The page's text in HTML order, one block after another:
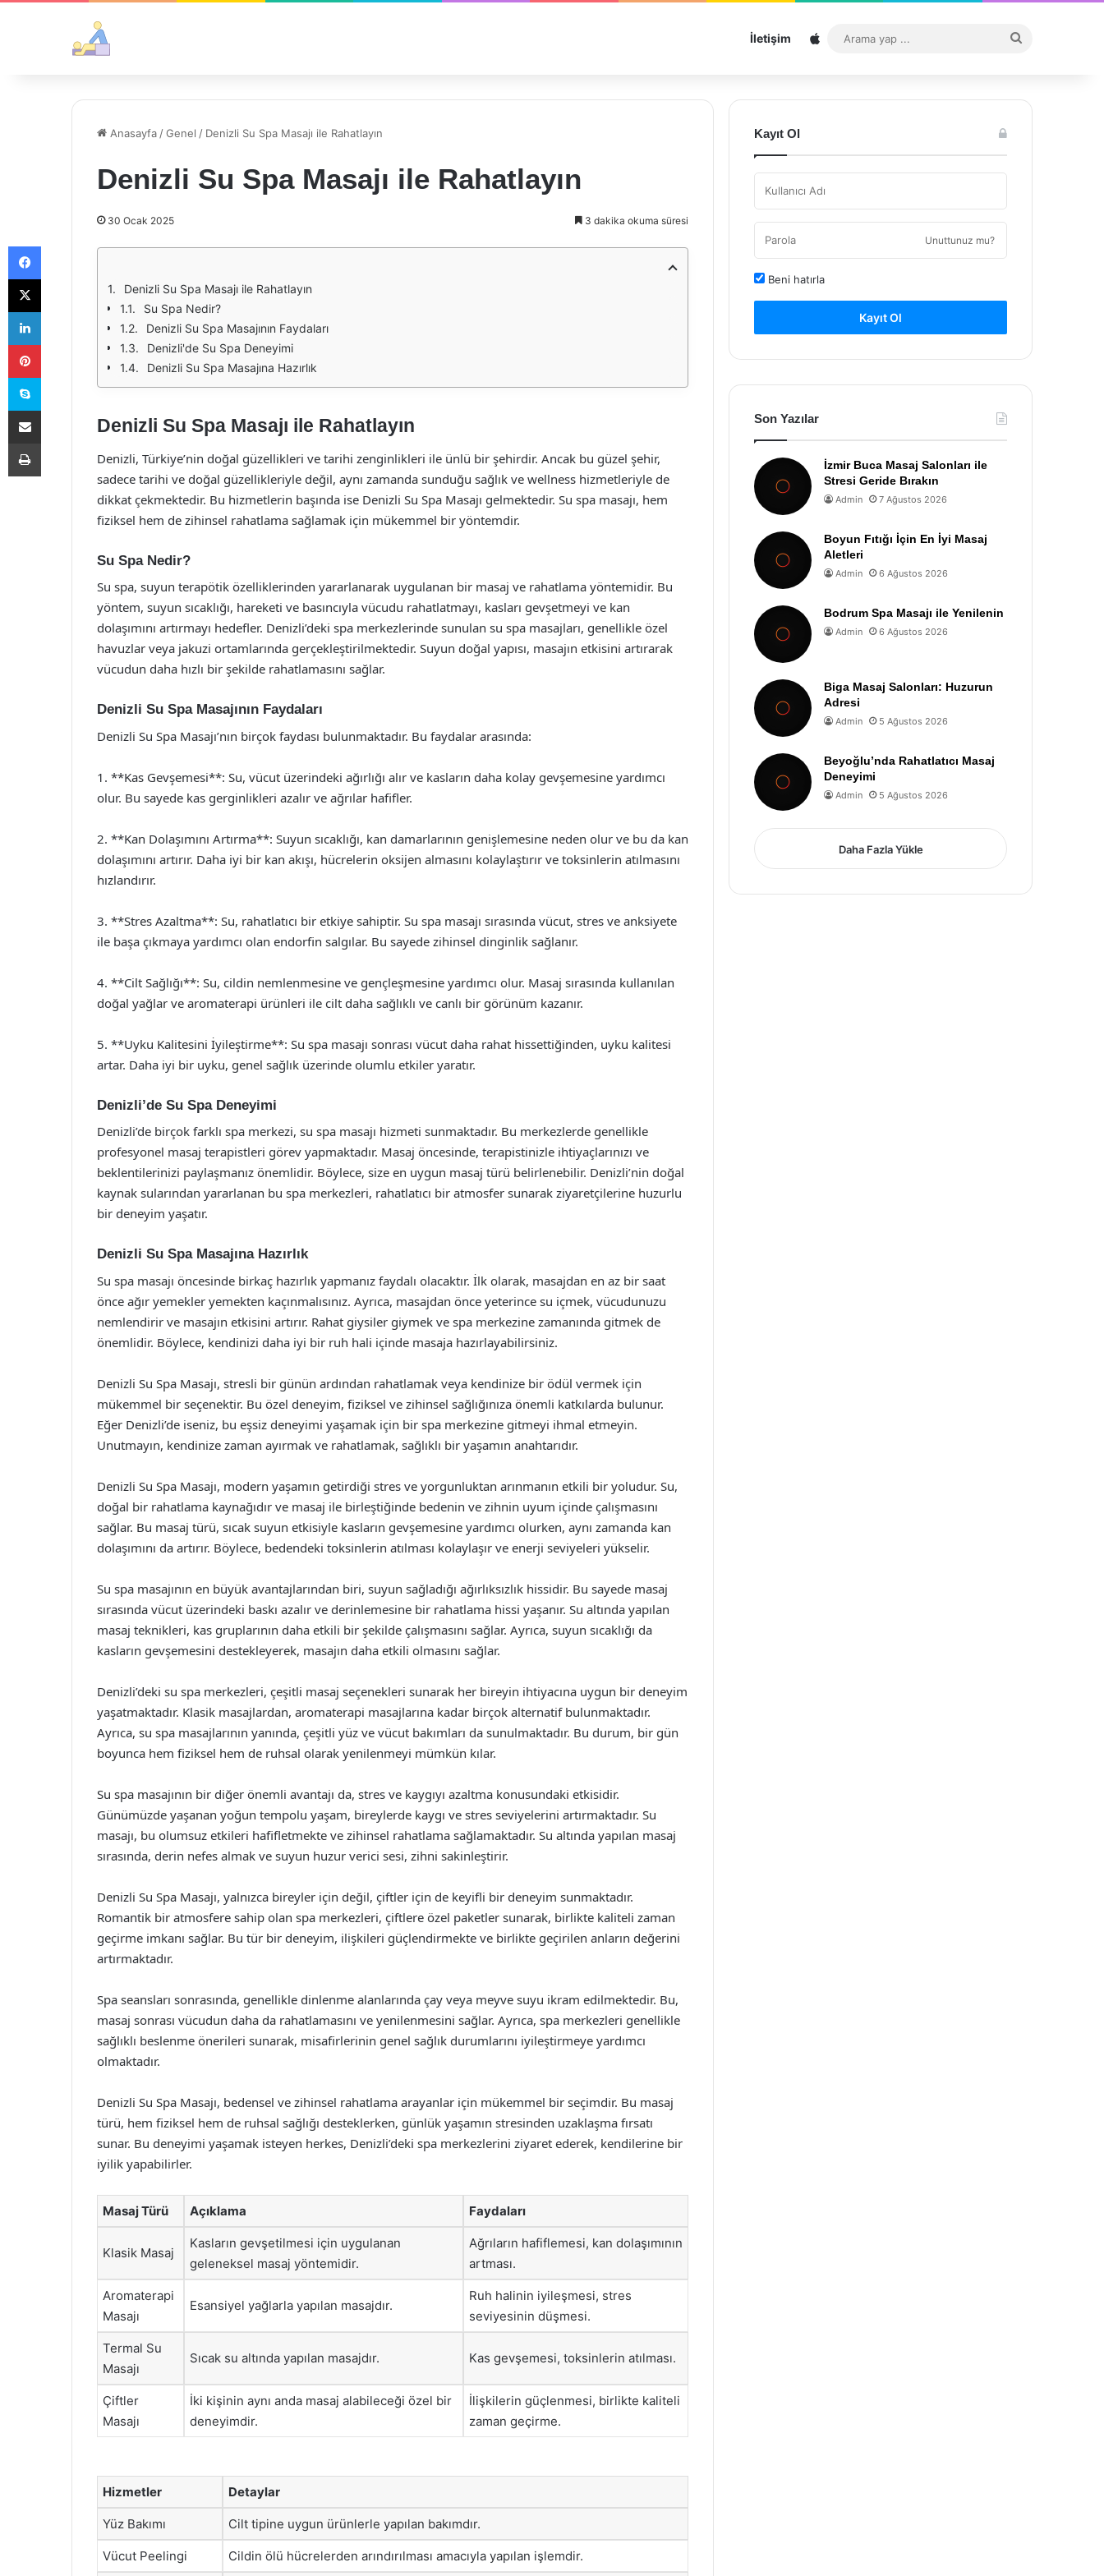
İletişim Sitemap
...
Anasayfa /Genel / Denizli Su Spa Masajı ile Rahatlayın
Denizli Su Spa Masajı ile Rahatlayın
30 Ocak 2025 3 dakika okuma süresi
Denizli Su Spa Masajı ile Rahatlayın
Su Spa Nedir?
Denizli Su Spa Masajının Faydaları
Denizli'de Su Spa Deneyimi
Denizli Su Spa Masajına Hazırlık
Denizli Su Spa Masajı ile Rahatlayın
Denizli, Türkiye’nin doğal güzellikleri ve tarihi zenginlikleri ile ünlü bir şehirdir. Ancak bu güzel şehir,
sadece tarihi ve doğal güzellikleriyle değil, aynı zamanda sunduğu sağlık ve wellness hizmetleriyle de
dikkat çekmektedir. Bu hizmetlerin başında ise Denizli Su Spa Masajı gelmektedir. Su spa masajı, hem
fiziksel hem de zihinsel rahatlama sağlamak için mükemmel bir yöntemdir.
Su Spa Nedir?
Su spa, suyun terapötik özelliklerinden yararlanarak uygulanan bir masaj ve rahatlama yöntemidir. Bu
yöntem, suyun sıcaklığı, hareketi ve basıncıyla vücudu rahatlatmayı, kasları gevşetmeyi ve kan
dolaşımını artırmayı hedefler. Denizli’deki spa merkezlerinde sunulan su spa masajları, genellikle özel
havuzlar veya jakuzi ortamlarında gerçekleştirilmektedir. Suyun doğal yapısı, masajın etkisini artırarak
vücudun daha hızlı bir şekilde rahatlamasını sağlar.
Denizli Su Spa Masajının Faydaları
Denizli Su Spa Masajı’nın birçok faydası bulunmaktadır. Bu faydalar arasında:
1. **Kas Gevşemesi**: Su, vücut üzerindeki ağırlığı alır ve kasların daha kolay gevşemesine yardımcı
olur. Bu sayede kas gerginlikleri azalır ve ağrılar hafifler.
2. **Kan Dolaşımını Artırma**: Suyun sıcaklığı, kan damarlarının genişlemesine neden olur ve bu da kan
dolaşımını artırır. Daha iyi bir kan akışı, hücrelerin oksijen almasını kolaylaştırır ve toksinlerin atılmasını
hızlandırır.
3. **Stres Azaltma**: Su, rahatlatıcı bir etkiye sahiptir. Su spa masajı sırasında vücut, stres ve anksiyete
ile başa çıkmaya yardımcı olan endorfin salgılar. Bu sayede zihinsel dinginlik sağlanır.
4. **Cilt Sağlığı**: Su, cildin nemlenmesine ve gençleşmesine yardımcı olur. Masaj sırasında kullanılan
doğal yağlar ve aromaterapi ürünleri ile cilt daha sağlıklı ve canlı bir görünüm kazanır.
5. **Uyku Kalitesini İyileştirme**: Su spa masajı sonrası vücut daha rahat hissettiğinden, uyku kalitesi
artar. Daha iyi bir uyku, genel sağlık üzerinde olumlu etkiler yaratır.
Denizli’de Su Spa Deneyimi
Denizli’de birçok farklı spa merkezi, su spa masajı hizmeti sunmaktadır. Bu merkezlerde genellikle
profesyonel masaj terapistleri görev yapmaktadır. Masaj öncesinde, terapistinizle ihtiyaçlarınızı ve
beklentilerinizi paylaşmanız önemlidir. Böylece, size en uygun masaj türü belirlenebilir. Denizli’nin doğal
kaynak sularından yararlanan bu spa merkezleri, rahatlatıcı bir atmosfer sunarak ziyaretçilerine huzurlu
bir deneyim yaşatır.
Denizli Su Spa Masajına Hazırlık
Su spa masajı öncesinde birkaç hazırlık yapmanız faydalı olacaktır. İlk olarak, masajdan en az bir saat
önce ağır yemekler yemekten kaçınmalısınız. Ayrıca, masajdan önce yeterince su içmek, vücudunuzu
nemlendirir ve masajın etkisini artırır. Rahat giysiler giymek ve spa merkezine zamanında gitmek de
önemlidir. Böylece, kendinizi daha iyi bir ruh hali içinde masaja hazırlayabilirsiniz.
Denizli Su Spa Masajı, stresli bir günün ardından rahatlamak veya kendinize bir ödül vermek için
mükemmel bir seçenektir. Bu özel deneyim, fiziksel ve zihinsel sağlığınıza önemli katkılarda bulunur.
Eğer Denizli’de iseniz, bu eşsiz deneyimi yaşamak için bir spa merkezine gitmeyi ihmal etmeyin.
Unutmayın, kendinize zaman ayırmak ve rahatlamak, sağlıklı bir yaşamın anahtarıdır.
Denizli Su Spa Masajı, modern yaşamın getirdiği stres ve yorgunluktan arınmanın etkili bir yoludur. Su,
doğal bir rahatlama kaynağıdır ve masaj ile birleştiğinde bedenin ve zihnin uyum içinde çalışmasını
sağlar. Bu masaj türü, sıcak suyun etkisiyle kasların gevşemesine yardımcı olurken, aynı zamanda kan
dolaşımını da artırır. Böylece, bedendeki toksinlerin atılması kolaylaşır ve enerji seviyeleri yükselir.
Su spa masajının en büyük avantajlarından biri, suyun sağladığı ağırlıksızlık hissidir. Bu sayede masaj
sırasında vücut üzerindeki baskı azalır ve derinlemesine bir rahatlama hissi yaşanır. Su altında yapılan
masaj teknikleri, kas gruplarının daha etkili bir şekilde çalışmasını sağlar. Ayrıca, suyun sıcaklığı da
kasların gevşemesini destekleyerek, masajın daha etkili olmasını sağlar.
Denizli’deki su spa merkezleri, çeşitli masaj seçenekleri sunarak her bireyin ihtiyacına uygun bir deneyim
yaşatmaktadır. Klasik masajlardan, aromaterapi masajlarına kadar birçok alternatif bulunmaktadır.
Ayrıca, su spa masajlarının yanında, çeşitli yüz ve vücut bakımları da sunulmaktadır. Bu durum, bir gün
boyunca hem fiziksel hem de ruhsal olarak yenilenmeyi mümkün kılar.
Su spa masajının bir diğer önemli avantajı da, stres ve kaygıyı azaltma konusundaki etkisidir.
Günümüzde yaşanan yoğun tempolu yaşam, bireylerde kaygı ve stres seviyelerini artırmaktadır. Su
masajı, bu olumsuz etkileri hafifletmekte ve zihinsel rahatlama sağlamaktadır. Su altında yapılan masaj
sırasında, derin nefes almak ve suyun huzur verici sesi, zihni sakinleştirir.
Denizli Su Spa Masajı, yalnızca bireyler için değil, çiftler için de keyifli bir deneyim sunmaktadır.
Romantik bir atmosfere sahip olan spa merkezleri, çiftlere özel paketler sunarak, birlikte kaliteli zaman
geçirme imkanı sağlar. Bu tür bir deneyim, ilişkileri güçlendirmekte ve birlikte geçirilen anların değerini
artırmaktadır.
Spa seansları sonrasında, genellikle dinlenme alanlarında çay veya meyve suyu ikram edilmektedir. Bu,
masaj sonrası vücudun daha da rahatlamasını ve yenilenmesini sağlar. Ayrıca, spa merkezleri genellikle
sağlıklı beslenme önerileri sunarak, misafirlerinin genel sağlık durumlarını iyileştirmeye yardımcı
olmaktadır.
Denizli Su Spa Masajı, bedensel ve zihinsel rahatlama arayanlar için mükemmel bir seçimdir. Bu masaj
türü, hem fiziksel hem de ruhsal sağlığı desteklerken, günlük yaşamın stresinden uzaklaşma fırsatı
sunar. Bu deneyimi yaşamak isteyen herkes, Denizli’deki spa merkezlerini ziyaret ederek, kendilerine bir
iyilik yapabilirler.
Masaj Türü Açıklama Faydaları
Klasik Masaj
Kasların gevşetilmesi için uygulanan
geleneksel masaj yöntemidir.
Ağrıların hafiflemesi, kan dolaşımının
artması.
Aromaterapi
Masajı
Esansiyel yağlarla yapılan masajdır.
Ruh halinin iyileşmesi, stres
seviyesinin düşmesi.
Termal Su
Masajı
Sıcak su altında yapılan masajdır. Kas gevşemesi, toksinlerin atılması.
Çiftler
Masajı
İki kişinin aynı anda masaj alabileceği özel bir
deneyimdir.
İlişkilerin güçlenmesi, birlikte kaliteli
zaman geçirme.
Hizmetler Detaylar
Yüz Bakımı Cilt tipine uygun ürünlerle yapılan bakımdır.
Vücut Peelingi Cildin ölü hücrelerden arındırılması amacıyla yapılan işlemdir.
Kayıt Ol
Unuttunuz mu?
Beni hatırla
Kayıt Ol
Son Yazılar
İzmir Buca Masaj Salonları ile
Stresi Geride Bırakın
Admin 7 Ağustos 2026
Boyun Fıtığı İçin En İyi Masaj
Aletleri
Admin 6 Ağustos 2026
Bodrum Spa Masajı ile Yenilenin
Admin 6 Ağustos 2026
Biga Masaj Salonları: Huzurun
Adresi
Admin 5 Ağustos 2026
Beyoğlu’nda Rahatlatıcı Masaj
Deneyimi
Admin 5 Ağustos 2026
Daha Fazla Yükle
Facebook
X
LinkedIn
Pinterest
Skype
E-Posta ile paylaş